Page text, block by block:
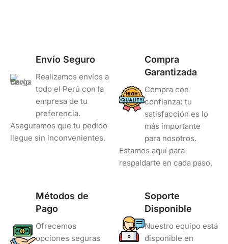
Envío Seguro
Realizamos envíos a
todo el Perú con la
empresa de tu
preferencia.
Aseguramos que tu pedido
llegue sin inconvenientes.
Compra
Garantizada
Compra con
confianza; tu
satisfacción es lo
más importante
para nosotros.
Estamos aquí para
respaldarte en cada paso.
Métodos de
Pago
Ofrecemos
opciones seguras
Soporte
Disponible
Nuestro equipo está
disponible en